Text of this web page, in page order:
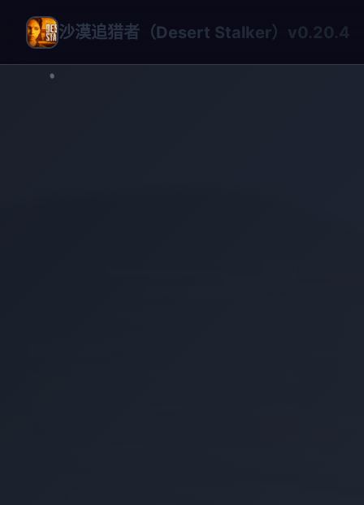
沙漠追猎者（Desert Stalker）v0.20.4